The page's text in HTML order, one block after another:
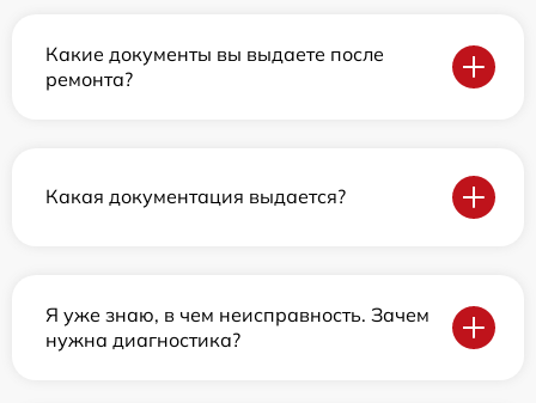
Какие документы вы выдаете после
ремонта?
Какая документация выдается?
Я уже знаю, в чем неисправность. Зачем
нужна диагностика?